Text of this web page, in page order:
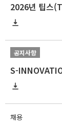
2026년 팁스
공지사항
S-
채용